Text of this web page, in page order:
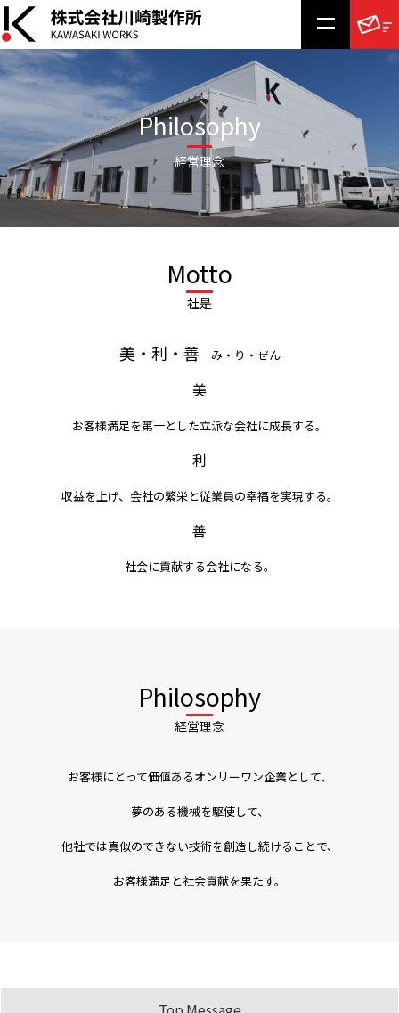
Philosophy
経営理念
Motto
社是
美・利・善 み・り・ぜん
美
お客様満足を第一とした立派な会社に成長する。
利
収益を上げ、会社の繁栄と従業員の幸福を実現する。
善
社会に貢献する会社になる。
Philosophy
経営理念
お客様にとって価値あるオンリーワン企業として、
夢のある機械を駆使して、
他社では真似のできない技術を創造し続けることで、
お客様満足と社会貢献を果たす。